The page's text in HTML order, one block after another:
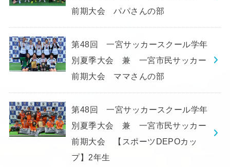
前期大会 パパさんの部
第48回 一宮サッカースクール学年
別夏季大会 兼 一宮市民サッカー
前期大会 ママさんの部
第48回 一宮サッカースクール学年
別夏季大会 兼 一宮市民サッカー
前期大会 【スポーツDEPOカッ
プ】2年生